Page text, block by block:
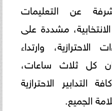
عن التعليمات
الانتخابية، مشددة على
وارتداء
كل ثلاث ساعات،
التدابير الاحترازية
الجميع.